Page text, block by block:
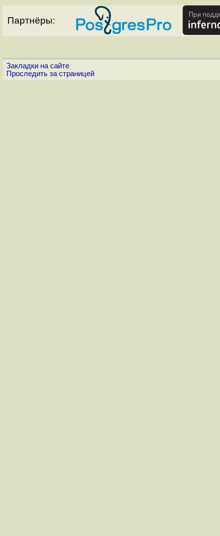
Партнёры:
Закладки на сайте
Проследить за страницей